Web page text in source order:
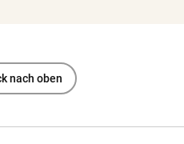
nach oben